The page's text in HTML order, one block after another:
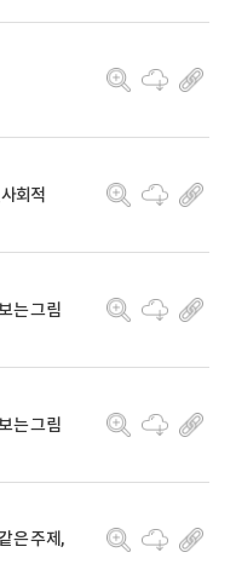
회적
는 그림
는 그림
은 주제,